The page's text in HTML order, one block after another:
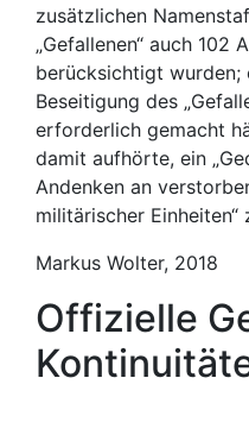
zusätzlichen
„Gefallenen“ auch 102
berücksichtigt wurden;
Beseitigung des
erforderlich gemacht
damit aufhörte, ein
Andenken an
militärischer
Markus Wolter, 2018
Offizielle